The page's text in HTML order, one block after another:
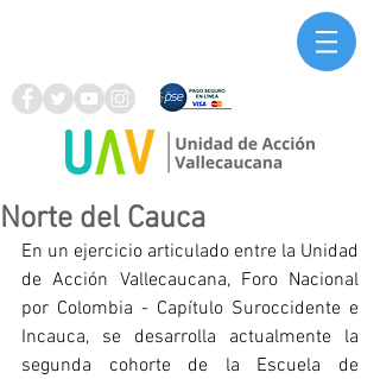
Norte del Cauca
En un ejercicio articulado entre la Unidad
de Acción Vallecaucana, Foro Nacional
por Colombia - Capítulo Suroccidente e
Incauca, se desarrolla actualmente la
segunda cohorte de la Escuela de